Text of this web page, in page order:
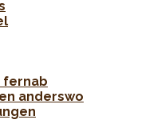
fernab
anderswo